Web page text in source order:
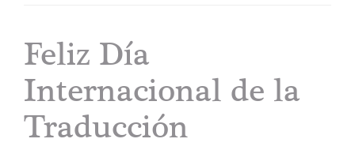
Feliz Día
Internacional de la
Traducción